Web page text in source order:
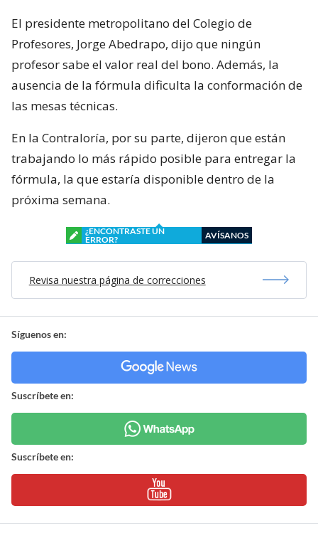
El presidente metropolitano del Colegio de
Profesores, Jorge Abedrapo, dijo que ningún
profesor sabe el valor real del bono. Además, la
ausencia de la fórmula dificulta la conformación de
las mesas técnicas.
En la Contraloría, por su parte, dijeron que están
trabajando lo más rápido posible para entregar la
fórmula, la que estaría disponible dentro de la
próxima semana.
¿ENCONTRASTE UN
ERROR?
AVÍSANOS
Revisa nuestra página de correcciones
Síguenos en:
Suscríbete en:
Suscríbete en: